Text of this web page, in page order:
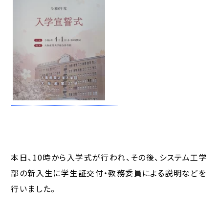
本日、10時から入学式が行われ、その後、システム工学
部の新入生に学生証交付・教務委員による説明などを
行いました。